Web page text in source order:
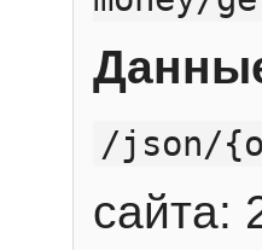
/json/
сайта: